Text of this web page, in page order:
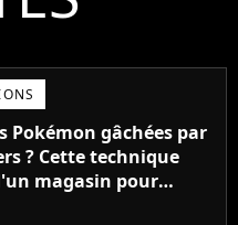
Pokémon gâchées par
? Cette technique
magasin pour